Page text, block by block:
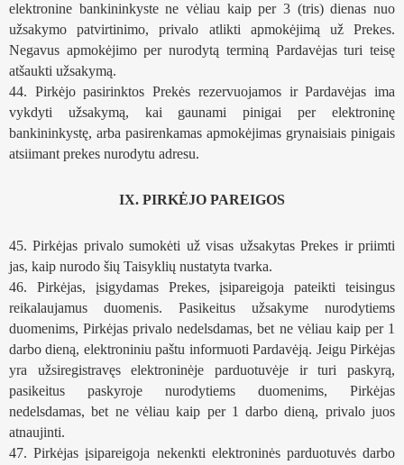
elektronine bankininkyste ne vėliau kaip per 3 (tris) dienas nuo
užsakymo patvirtinimo, privalo atlikti apmokėjimą už Prekes.
Negavus apmokėjimo per nurodytą terminą Pardavėjas turi teisę
atšaukti užsakymą.
44. Pirkėjo pasirinktos Prekės rezervuojamos ir Pardavėjas ima
vykdyti užsakymą, kai gaunami pinigai per elektroninę
bankininkystę, arba pasirenkamas apmokėjimas grynaisiais pinigais
atsiimant prekes nurodytu adresu.
IX. PIRKĖJO PAREIGOS
45. Pirkėjas privalo sumokėti už visas užsakytas Prekes ir priimti
jas, kaip nurodo šių Taisyklių nustatyta tvarka.
46. Pirkėjas, įsigydamas Prekes, įsipareigoja pateikti teisingus
reikalaujamus duomenis. Pasikeitus užsakyme nurodytiems
duomenims, Pirkėjas privalo nedelsdamas, bet ne vėliau kaip per 1
darbo dieną, elektroniniu paštu informuoti Pardavėją. Jeigu Pirkėjas
yra užsiregistravęs elektroninėje parduotuvėje ir turi paskyrą,
pasikeitus paskyroje nurodytiems duomenims, Pirkėjas
nedelsdamas, bet ne vėliau kaip per 1 darbo dieną, privalo juos
atnaujinti.
47. Pirkėjas įsipareigoja nekenkti elektroninės parduotuvės darbo